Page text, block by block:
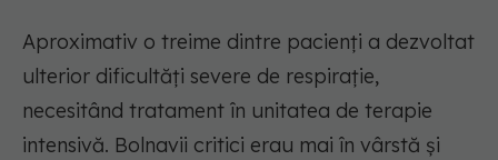
Aproximativ o treime dintre pacienți a dezvoltat
ulterior dificultăți severe de respirație,
necesitând tratament în unitatea de terapie
intensivă. Bolnavii critici erau mai în vârstă și